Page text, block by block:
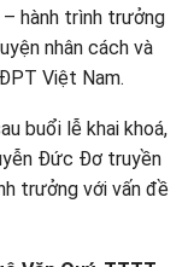
hành trình trưởng
nhân cách và
Việt Nam.
buổi lễ khai khoá,
Đức Đơ truyền
trưởng với vấn đề